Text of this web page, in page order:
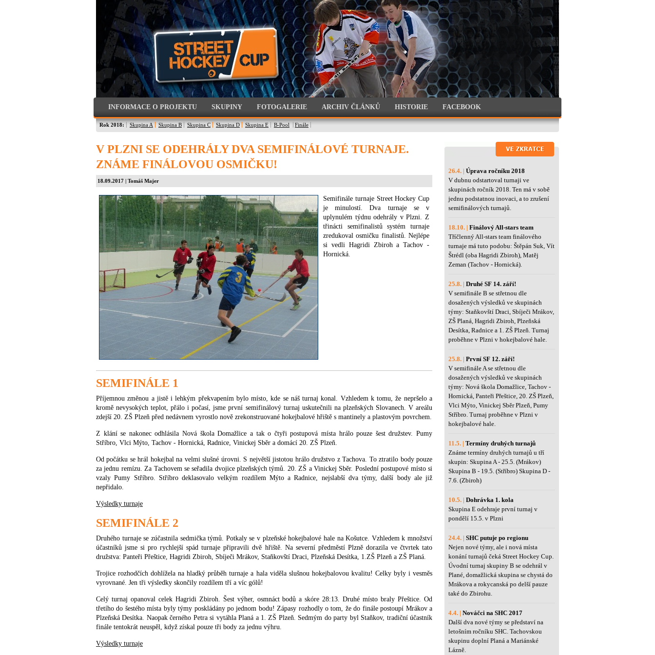
INFORMACE O PROJEKTU SKUPINY FOTOGALERIE ARCHIV ČLÁNKŮ HISTORIE FACEBOOK
Rok 2018: Skupina A Skupina B Skupina C Skupina D Skupina E B-Pool Finále
V PLZNI SE ODEHRÁLY DVA SEMIFINÁLOVÉ TURNAJE.
ZNÁME FINÁLOVOU OSMIČKU!
18.09.2017 | Tomáš Majer
Semifinále turnaje Street Hockey Cup
je minulostí. Dva turnaje se v
uplynulém týdnu odehrály v Plzni. Z
třinácti semifinalistů systém turnaje
zredukoval osmičku finalistů. Nejlépe
si vedli Hagridi Zbiroh a Tachov -
Hornická.
SEMIFINÁLE 1
Příjemnou změnou a jistě i lehkým překvapením bylo místo, kde se náš turnaj konal. Vzhledem k tomu, že nepršelo a
kromě nevysokých teplot, přálo i počasí, jsme první semifinálový turnaj uskutečnili na plzeňských Slovanech. V areálu
zdejší 20. ZŠ Plzeň před nedávnem vyrostlo nově zrekonstruované hokejbalové hřiště s mantinely a plastovým povrchem.
Z klání se nakonec odhlásila Nová škola Domažlice a tak o čtyři postupová místa hrálo pouze šest družstev. Pumy
Stříbro, Vlci Mýto, Tachov - Hornická, Radnice, Vinickej Sběr a domácí 20. ZŠ Plzeň.
Od počátku se hrál hokejbal na velmi slušné úrovni. S největší jistotou hrálo družstvo z Tachova. To ztratilo body pouze
za jednu remízu. Za Tachovem se seřadila dvojice plzeňských týmů. 20. ZŠ a Vinickej Sběr. Poslední postupové místo si
vzaly Pumy Stříbro. Stříbro deklasovalo velkým rozdílem Mýto a Radnice, nejslabší dva týmy, další body ale již
nepřidalo.
Výsledky turnaje
SEMIFINÁLE 2
Druhého turnaje se zúčastnila sedmička týmů. Potkaly se v plzeňské hokejbalové hale na Košutce. Vzhledem k množství
účastníků jsme si pro rychlejší spád turnaje připravili dvě hřiště. Na severní předměstí Plzně dorazila ve čtvrtek tato
družstva: Panteři Přeštice, Hagridi Zbiroh, Sbíječi Mrákov, Staňkovští Draci, Plzeňská Desítka, 1.ZŠ Plzeň a ZŠ Planá.
Trojice rozhodčích dohlížela na hladký průběh turnaje a hala viděla slušnou hokejbalovou kvalitu! Celky byly i vesměs
vyrovnané. Jen tři výsledky skončily rozdílem tří a víc gólů!
Celý turnaj opanoval celek Hagridi Zbiroh. Šest výher, osmnáct bodů a skóre 28:13. Druhé místo braly Přeštice. Od
třetího do šestého místa byly týmy poskládány po jednom bodu! Zápasy rozhodly o tom, že do finále postoupí Mrákov a
Plzeňská Desítka. Naopak černého Petra si vytáhla Planá a 1. ZŠ Plzeň. Sedmým do party byl Staňkov, tradiční účastník
finále tentokrát neuspěl, když získal pouze tři body za jednu výhru.
Výsledky turnaje
26.4. | Úprava ročníku 2018
V dubnu odstartoval turnaji ve
skupinách ročník 2018. Ten má v sobě
jednu podstatnou inovaci, a to zrušení
semifinálových turnajů.
18.10. | Finálový All-stars team
Tříčlenný All-stars team finálového
turnaje má tuto podobu: Štěpán Suk, Vít
Štrédl (oba Hagridi Zbiroh), Matěj
Zeman (Tachov - Hornická).
25.8. | Druhé SF 14. září!
V semifinále B se střetnou dle
dosažených výsledků ve skupinách
týmy: Staňkovští Draci, Sbíječi Mrákov,
ZŠ Planá, Hagridi Zbiroh, Plzeňská
Desítka, Radnice a 1. ZŠ Plzeň. Turnaj
proběhne v Plzni v hokejbalové hale.
25.8. | První SF 12. září!
V semifinále A se střetnou dle
dosažených výsledků ve skupinách
týmy: Nová škola Domažlice, Tachov -
Hornická, Panteři Přeštice, 20. ZŠ Plzeň,
Vlci Mýto, Vinickej Sběr Plzeň, Pumy
Stříbro. Turnaj proběhne v Plzni v
hokejbalové hale.
11.5. | Termíny druhých turnajů
Známe termíny druhých turnajů u tří
skupin: Skupina A - 25.5. (Mrákov)
Skupina B - 19.5. (Stříbro) Skupina D -
7.6. (Zbiroh)
10.5. | Dohrávka 1. kola
Skupina E odehraje první turnaj v
pondělí 15.5. v Plzni
24.4. | SHC putuje po regionu
Nejen nové týmy, ale i nová místa
konání turnajů čeká Street Hockey Cup.
Úvodní turnaj skupiny B se odehrál v
Plané, domažlická skupina se chystá do
Mrákova a rokycanská po delší pauze
také do Zbirohu.
4.4. | Nováčci na SHC 2017
Další dva nové týmy se představí na
letošním ročníku SHC. Tachovskou
skupinu doplní Planá a Mariánské
Lázně.